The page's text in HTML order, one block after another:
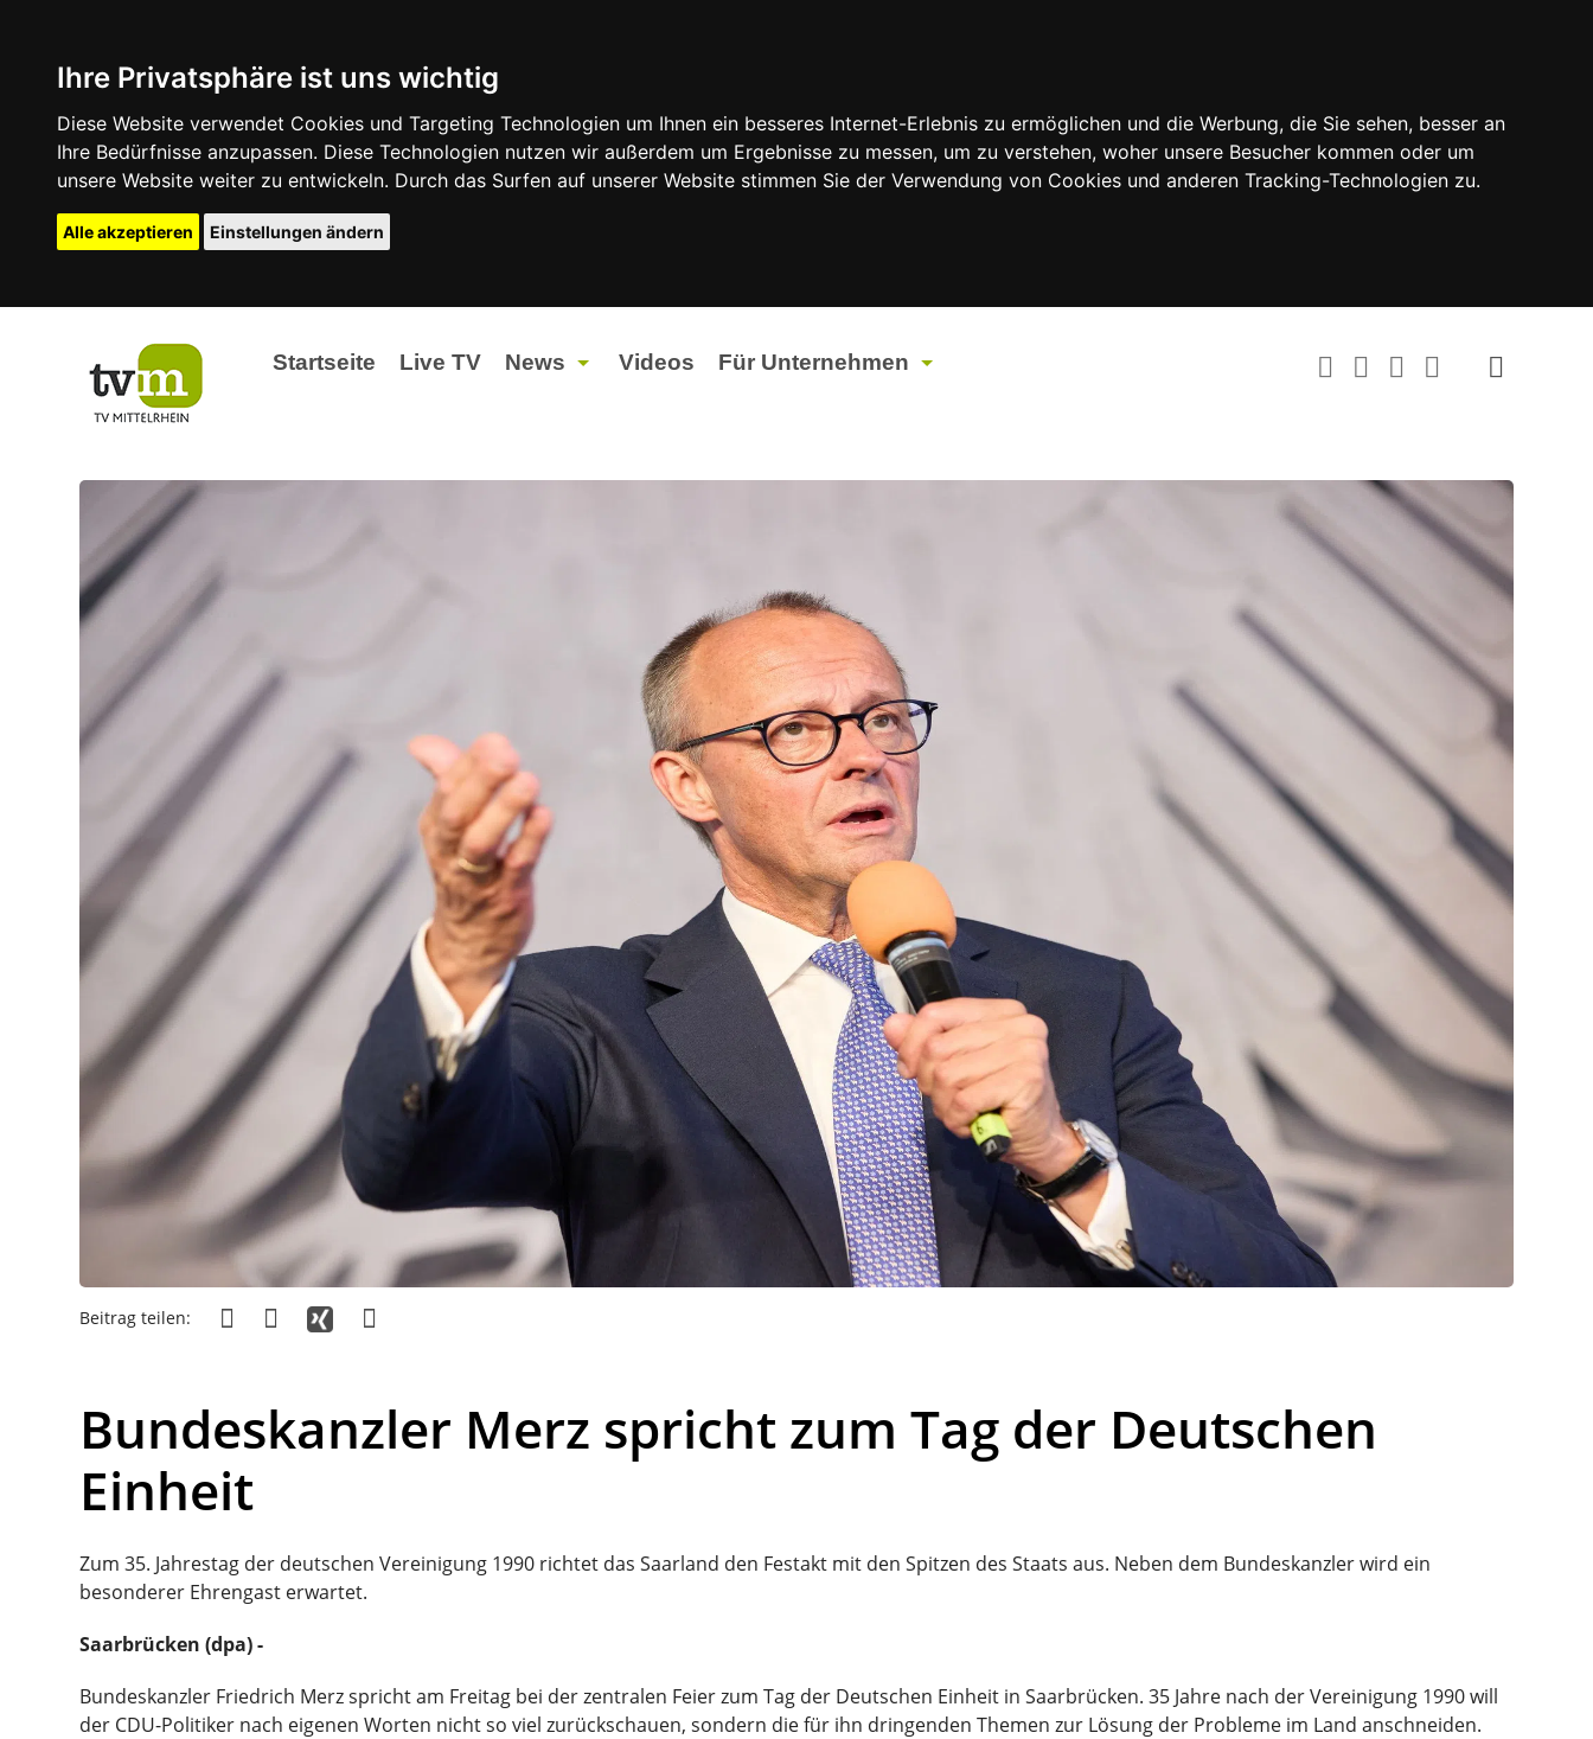
Ihre Privatsphäre ist uns wichtig
Diese Website verwendet Cookies und Targeting Technologien um Ihnen ein besseres Internet-Erlebnis zu ermöglichen und die Werbung, die Sie sehen, besser an
Ihre Bedürfnisse anzupassen. Diese Technologien nutzen wir außerdem um Ergebnisse zu messen, um zu verstehen, woher unsere Besucher kommen oder um
unsere Website weiter zu entwickeln. Durch das Surfen auf unserer Website stimmen Sie der Verwendung von Cookies und anderen Tracking-Technologien zu.
Alle akzeptieren Einstellungen ändern
Startseite Live TV News Videos Für Unternehmen
Beitrag teilen:
Bundeskanzler Merz spricht zum Tag der Deutschen
Einheit
Zum 35. Jahrestag der deutschen Vereinigung 1990 richtet das Saarland den Festakt mit den Spitzen des Staats aus. Neben dem Bundeskanzler wird ein
besonderer Ehrengast erwartet.
Saarbrücken (dpa) -
Bundeskanzler Friedrich Merz spricht am Freitag bei der zentralen Feier zum Tag der Deutschen Einheit in Saarbrücken. 35 Jahre nach der Vereinigung 1990 will
der CDU-Politiker nach eigenen Worten nicht so viel zurückschauen, sondern die für ihn dringenden Themen zur Lösung der Probleme im Land anschneiden.